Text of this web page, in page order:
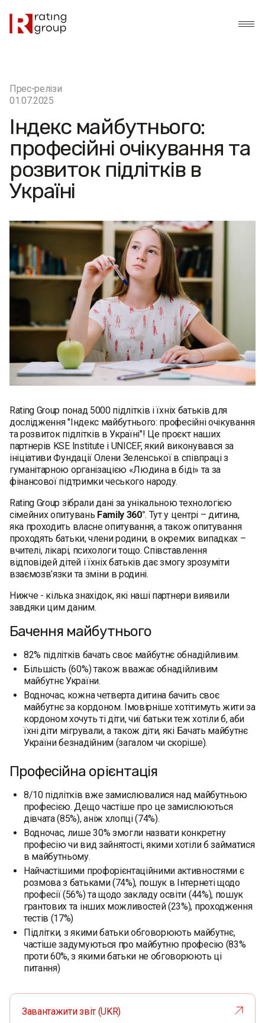
Прес-релізи
01.07.2025
Індекс майбутнього:
професійні очікування та
розвиток підлітків в
Україні
Rating Group понад 5000 підлітків і їхніх батьків для
дослідження "Індекс майбутнього: професійні очікування
та розвиток підлітків в Україні"! Це проєкт наших
партнерів KSE Institute і UNICEF, який виконувався за
ініціативи Фундації Олени Зеленської в співпраці з
гуманітарною організацією «Людина в біді» та за
фінансової підтримки чеського народу.
Rating Group зібрали дані за унікальною технологією
сімейних опитувань Family 360°. Тут у центрі – дитина,
яка проходить власне опитування, а також опитування
проходять батьки, члени родини, в окремих випадках –
вчителі, лікарі, психологи тощо. Співставлення
відповідей дітей і їхніх батьків дає змогу зрозуміти
взаємозв’язки та зміни в родині.
Нижче - кілька знахідок, які наші партнери виявили
завдяки цим даним.
‍Бачення майбутнього
82% підлітків бачать своє майбутнє обнадійливим.
Більшість (60%) також вважає обнадійливим
майбутнє України.
Водночас, кожна четверта дитина бачить своє
майбутнє за кордоном. Імовірніше хотітимуть жити за
кордоном хочуть ті діти, чиї батьки теж хотіли б, аби
їхні діти мігрували, а також діти, які Бачать майбутнє
України безнадійним (загалом чи скоріше).
‍Професійна орієнтація
8/10 підлітків вже замислювалися над майбутньою
професією. Дещо частіше про це замислюються
дівчата (85%), аніж хлопці (74%).
Водночас, лише 30% змогли назвати конкретну
професію чи вид зайнятості, якими хотіли б займатися
в майбутньому.
Найчастішими профорієнтаційними активностями є
розмова з батьками (74%), пошук в Інтернеті щодо
професії (56%) та щодо закладу освіти (44%), пошук
грантових та інших можливостей (23%), проходження
тестів (17%)
Підлітки, з якими батьки обговорюють майбутнє,
частіше задумуються про майбутню професію (83%
проти 60%, з якими батьки не обговорюють ці
питання)
Завантажити звіт (UKR)